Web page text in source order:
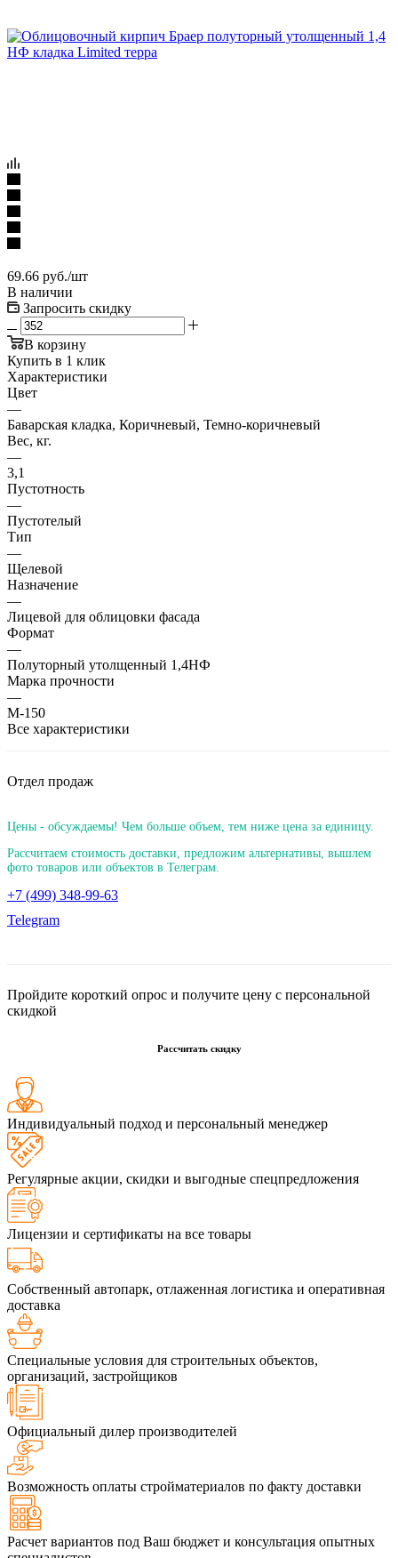
69.66 руб./шт
В наличии
Запросить скидку
В корзину
Купить в 1 клик
Характеристики
Цвет
—
Баварская кладка, Коричневый, Темно-коричневый
Вес, кг.
—
3,1
Пустотность
—
Пустотелый
Тип
—
Щелевой
Назначение
—
Лицевой для облицовки фасада
Формат
—
Полуторный утолщенный 1,4НФ
Марка прочности
—
М-150
Все характеристики
Отдел продаж
Цены - обсуждаемы! Чем больше объем, тем ниже цена за единицу.
Рассчитаем стоимость доставки, предложим альтернативы, вышлем
фото товаров или объектов в Телеграм.
+7 (499) 348-99-63
Telegram
Пройдите короткий опрос и получите цену с персональной
скидкой
Рассчитать скидку
Индивидуальный подход и персональный менеджер
Регулярные акции, скидки и выгодные спецпредложения
Лицензии и сертификаты на все товары
Собственный автопарк, отлаженная логистика и оперативная
доставка
Специальные условия для строительных объектов,
организаций, застройщиков
Официальный дилер производителей
Возможность оплаты стройматериалов по факту доставки
Расчет вариантов под Ваш бюджет и консультация опытных